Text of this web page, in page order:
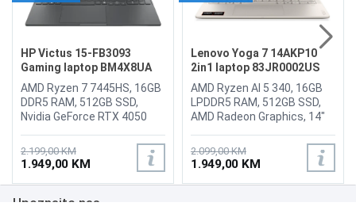
HP Victus 15-FB3093
Gaming laptop BM4X8UA
AMD Ryzen 7 7445HS, 16GB
DDR5 RAM, 512GB SSD,
Nvidia GeForce RTX 4050
144Hz display, HP Wide
Vision 720p HD camera, LAN,
WiFi 6, Bluetooth 5.4, 1x USB
Type-A 5Gbps signaling rate
(HP Sleep and Charge), 1x
2.199,00 KM
1.949,00 KM
Lenovo Yoga 7 14AKP10
2in1 laptop 83JR0002US
AMD Ryzen AI 5 340, 16GB
LPDDR5 RAM, 512GB SSD,
AMD Radeon Graphics, 14"
Touchscreen display,
Webcam 15.0MP + IR with
Privacy Shutter, Wi-Fi 7,
Bluetooth 5.4, 1x USB-A
2.099,00 KM
1.949,00 KM
Upoznajte nas